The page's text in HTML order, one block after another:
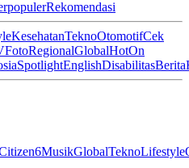
Rekomendasi
KesehatanTeknoOtomotifCek
FotoRegionalGlobalHotOn
SpotlightEnglishDisabilitasBerita
MusikGlobalTeknoLifestyle